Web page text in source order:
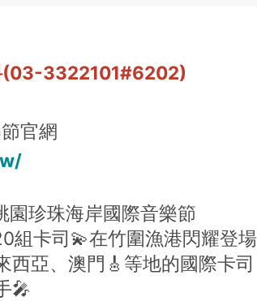
(03-3322101#6202)
官網
園珍珠海岸國際音樂節
組卡司💫在竹圍漁港閃耀登場
西亞、澳門🎸等地的國際卡司
🎤